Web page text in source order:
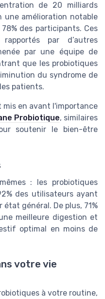
de 20 milliards
une amélioration notable
des participants. Ces
par d’autres
par une équipe de
que les probiotiques
du syndrome de
patients.
mis en avant l'importance
Probiotique, similaires
soutenir le bien-être
: les probiotiques
des utilisateurs ayant
général. De plus, 71%
meilleure digestion et
optimal en moins de
votre vie
à votre routine,